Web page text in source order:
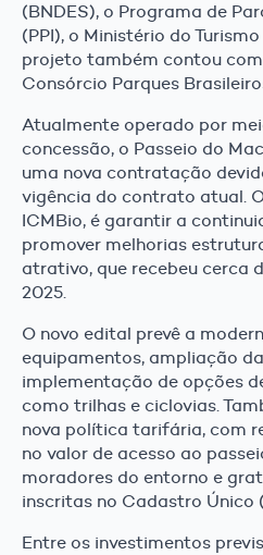
(BNDES), o Programa de
(PPI), o Ministério do
projeto também contou
Consórcio Parques
Atualmente operado por
concessão, o Passeio do
uma nova contratação
vigência do contrato atual.
ICMBio, é garantir a
promover melhorias
atrativo, que recebeu cerca
2025.
O novo edital prevê a
equipamentos, ampliação
implementação de opções
como trilhas e ciclovias.
nova política tarifária, com
no valor de acesso ao
moradores do entorno e
inscritas no Cadastro Único
Entre os investimentos